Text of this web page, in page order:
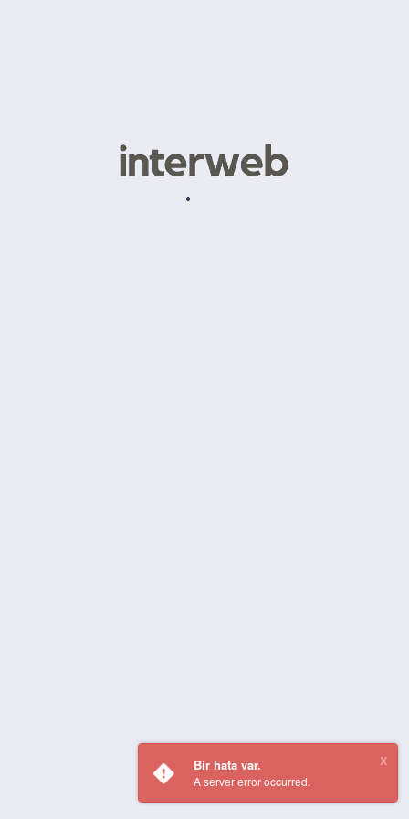
Bir hata var.
A server error occurred.